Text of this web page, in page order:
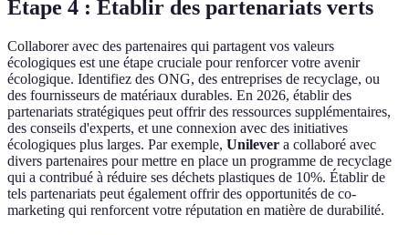
Étape 4 : Établir des partenariats verts
Collaborer avec des partenaires qui partagent vos valeurs
écologiques est une étape cruciale pour renforcer votre avenir
écologique. Identifiez des ONG, des entreprises de recyclage, ou
des fournisseurs de matériaux durables. En 2026, établir des
partenariats stratégiques peut offrir des ressources supplémentaires,
des conseils d'experts, et une connexion avec des initiatives
écologiques plus larges. Par exemple, Unilever a collaboré avec
divers partenaires pour mettre en place un programme de recyclage
qui a contribué à réduire ses déchets plastiques de 10%. Établir de
tels partenariats peut également offrir des opportunités de co-
marketing qui renforcent votre réputation en matière de durabilité.